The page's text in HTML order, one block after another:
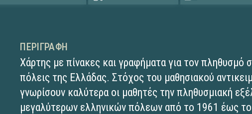
ΠΕΡΙΓΡΑΦΉ
Χάρτης με πίνακες και γραφήματα για τον πληθυσμό
πόλεις της Ελλάδας. Στόχος του μαθησιακού
γνωρίσουν καλύτερα οι μαθητές την πληθυσμιακή
μεγαλύτερων ελληνικών πόλεων από το 1961 έως